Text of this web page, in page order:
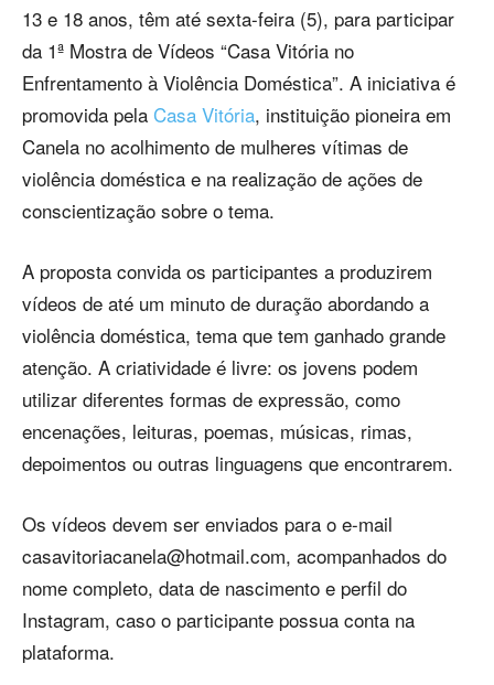
13 e 18 anos, têm até sexta-feira (5), para participar
da 1ª Mostra de Vídeos “Casa Vitória no
Enfrentamento à Violência Doméstica”. A iniciativa é
promovida pela Casa Vitória, instituição pioneira em
Canela no acolhimento de mulheres vítimas de
violência doméstica e na realização de ações de
conscientização sobre o tema.
A proposta convida os participantes a produzirem
vídeos de até um minuto de duração abordando a
violência doméstica, tema que tem ganhado grande
atenção. A criatividade é livre: os jovens podem
utilizar diferentes formas de expressão, como
encenações, leituras, poemas, músicas, rimas,
depoimentos ou outras linguagens que encontrarem.
Os vídeos devem ser enviados para o e-mail
casavitoriacanela@hotmail.com, acompanhados do
nome completo, data de nascimento e perfil do
Instagram, caso o participante possua conta na
plataforma.